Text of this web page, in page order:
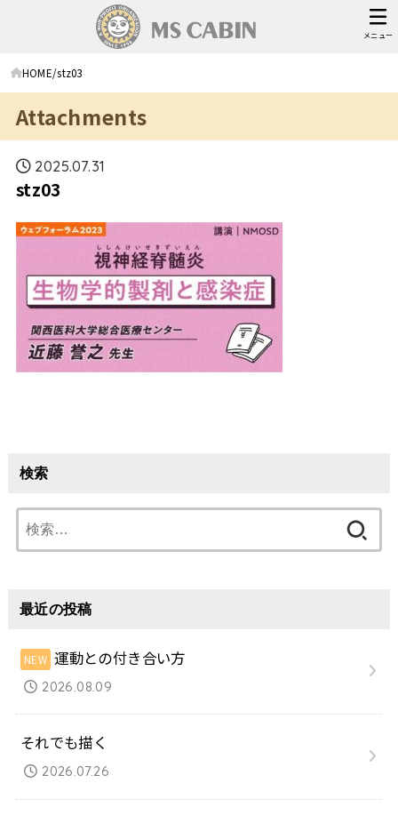
メニュー
HOME stz03
Attachments
2025.07.31
stz03
検索
索:
最近の投稿
運動との付き合い方
2026.08.09
それでも描く
2026.07.26